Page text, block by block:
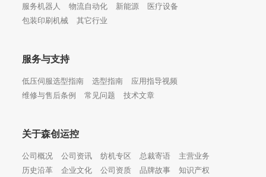
服务机器人
物流自动化 新能源
医疗设备
包装印刷机械
其它行业
服务与支持
低压伺服选型指南 选型指南
应用指导视频
维修与售后条例
常见问题 技术文章
关于森创运控
公司概况 公司资讯 纺机专区 总裁寄语
主营业务
历史沿革
企业文化 公司资质 品牌故事
知识产权